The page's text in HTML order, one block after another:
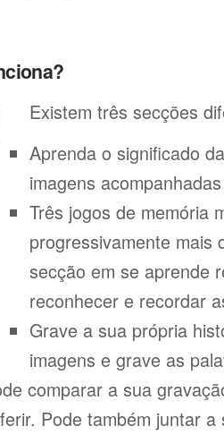
Existem três secções
Aprenda o significado
imagens
Três jogos de memória
progressivamente mais
secção em se aprende
reconhecer e recordar
Grave a sua própria
imagens e grave as
comparar a sua
Pode também juntar a